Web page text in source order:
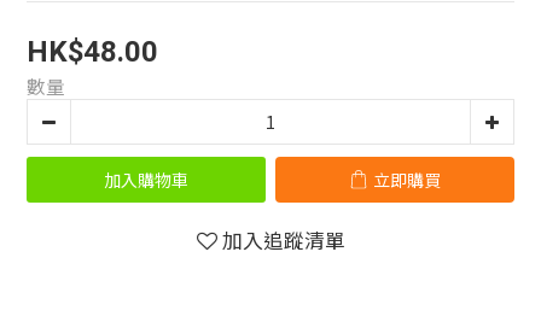
HK$48.00
數量
加入購物車 立即購買
加入追蹤清單